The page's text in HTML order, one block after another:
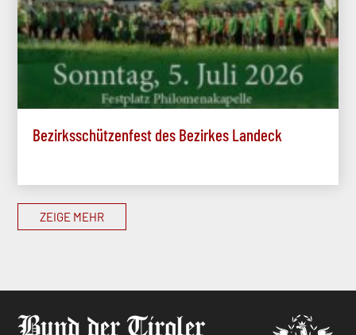
Bezirksschützenfest des Bezirkes Landeck
ZEIGE MEHR